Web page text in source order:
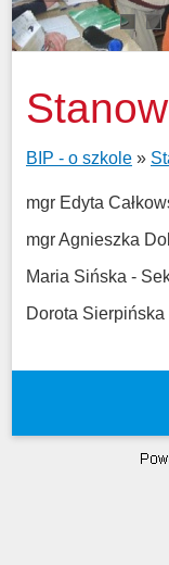
1
BIP - o szkole»
mgr Edyta
mgr Agnieszka
Maria Sińska -
Dorota